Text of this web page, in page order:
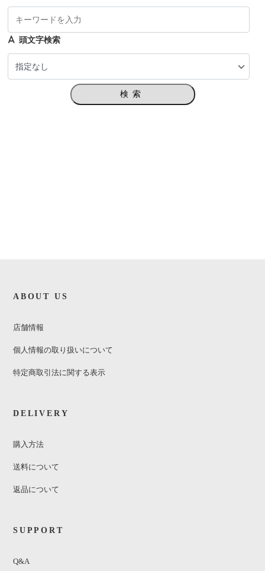
頭文字検索
検索
ABOUT US
店舗情報
個人情報の取り扱いについて
特定商取引法に関する表示
DELIVERY
購入方法
送料について
返品について
SUPPORT
Q&A